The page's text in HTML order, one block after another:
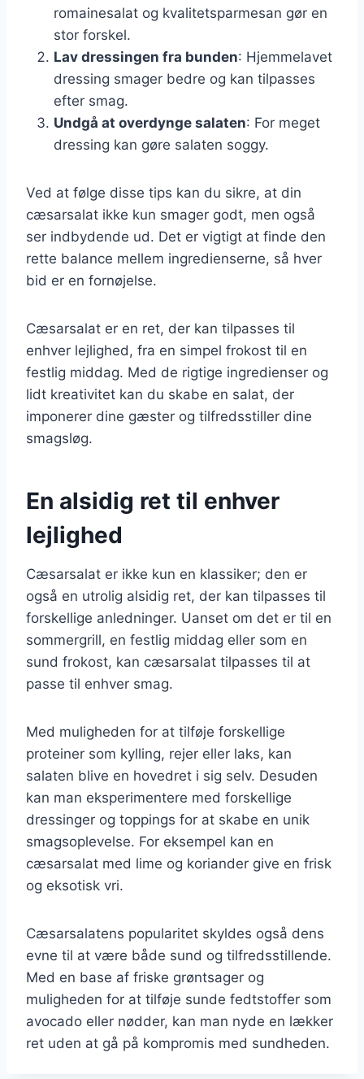
romainesalat og kvalitetsparmesan gør en
stor forskel.
Lav dressingen fra bunden: Hjemmelavet
dressing smager bedre og kan tilpasses
efter smag.
Undgå at overdynge salaten: For meget
dressing kan gøre salaten soggy.
Ved at følge disse tips kan du sikre, at din
cæsarsalat ikke kun smager godt, men også
ser indbydende ud. Det er vigtigt at finde den
rette balance mellem ingredienserne, så hver
bid er en fornøjelse.
Cæsarsalat er en ret, der kan tilpasses til
enhver lejlighed, fra en simpel frokost til en
festlig middag. Med de rigtige ingredienser og
lidt kreativitet kan du skabe en salat, der
imponerer dine gæster og tilfredsstiller dine
smagsløg.
En alsidig ret til enhver
lejlighed
Cæsarsalat er ikke kun en klassiker; den er
også en utrolig alsidig ret, der kan tilpasses til
forskellige anledninger. Uanset om det er til en
sommergrill, en festlig middag eller som en
sund frokost, kan cæsarsalat tilpasses til at
passe til enhver smag.
Med muligheden for at tilføje forskellige
proteiner som kylling, rejer eller laks, kan
salaten blive en hovedret i sig selv. Desuden
kan man eksperimentere med forskellige
dressinger og toppings for at skabe en unik
smagsoplevelse. For eksempel kan en
cæsarsalat med lime og koriander give en frisk
og eksotisk vri.
Cæsarsalatens popularitet skyldes også dens
evne til at være både sund og tilfredsstillende.
Med en base af friske grøntsager og
muligheden for at tilføje sunde fedtstoffer som
avocado eller nødder, kan man nyde en lækker
ret uden at gå på kompromis med sundheden.